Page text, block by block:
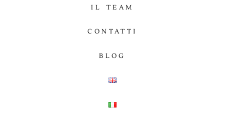
IL TEAM
CONTATTI
BLOG